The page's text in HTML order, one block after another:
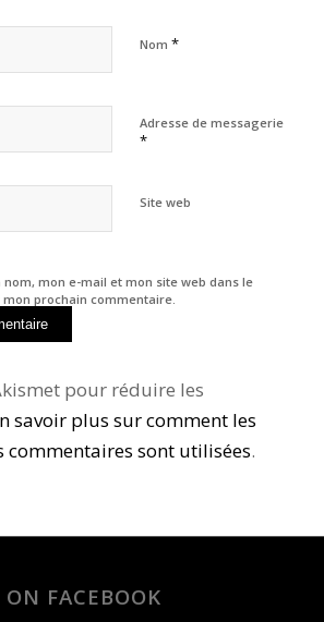
Nom *
Adresse de messagerie
*
Site web
mon e-mail et mon site web dans le
prochain commentaire.
pour réduire les
savoir plus sur comment les
commentaires sont utilisées.
FACEBOOK